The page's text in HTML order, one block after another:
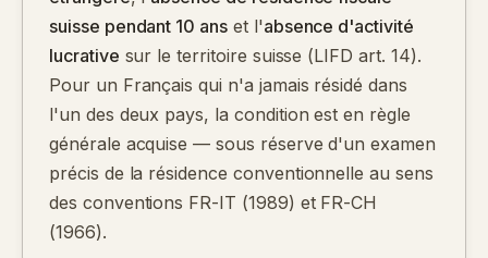
suisse pendant 10 ans et l'absence d'activité
lucrative sur le territoire suisse (LIFD art. 14).
Pour un Français qui n'a jamais résidé dans
l'un des deux pays, la condition est en règle
générale acquise — sous réserve d'un examen
précis de la résidence conventionnelle au sens
des conventions FR-IT (1989) et FR-CH
(1966).